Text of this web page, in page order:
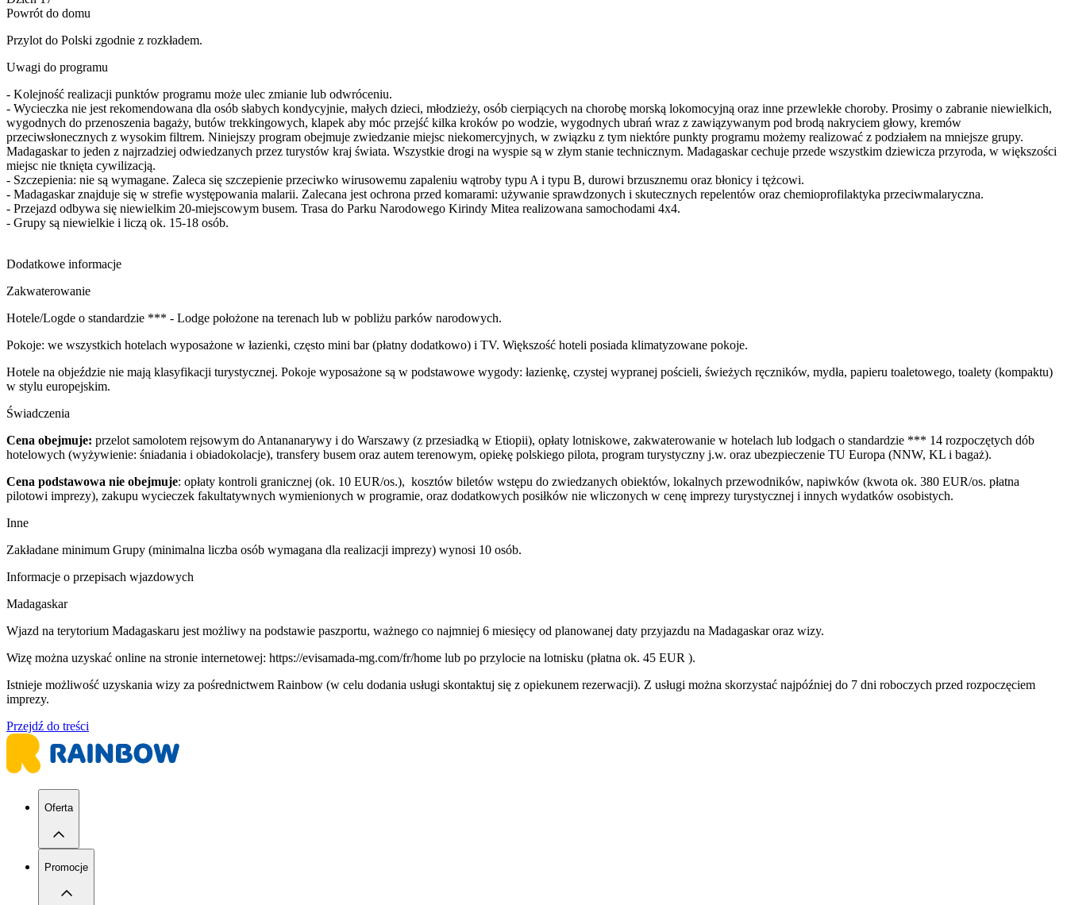
Powrót do domu
Przylot do Polski zgodnie z rozkładem.
Uwagi do programu
- Kolejność realizacji punktów programu może ulec zmianie lub odwróceniu.
- Wycieczka nie jest rekomendowana dla osób słabych kondycyjnie, małych dzieci, młodzieży, osób cierpiących na chorobę morską lokomocyjną oraz inne przewlekłe choroby. Prosimy o zabranie niewielkich,
wygodnych do przenoszenia bagaży, butów trekkingowych, klapek aby móc przejść kilka kroków po wodzie, wygodnych ubrań wraz z zawiązywanym pod brodą nakryciem głowy, kremów
przeciwsłonecznych z wysokim filtrem. Niniejszy program obejmuje zwiedzanie miejsc niekomercyjnych, w związku z tym niektóre punkty programu możemy realizować z podziałem na mniejsze grupy.
Madagaskar to jeden z najrzadziej odwiedzanych przez turystów kraj świata. Wszystkie drogi na wyspie są w złym stanie technicznym. Madagaskar cechuje przede wszystkim dziewicza przyroda, w większości
miejsc nie tknięta cywilizacją.
- Szczepienia: nie są wymagane. Zaleca się szczepienie przeciwko wirusowemu zapaleniu wątroby typu A i typu B, durowi brzusznemu oraz błonicy i tężcowi.
- Madagaskar znajduje się w strefie występowania malarii. Zalecana jest ochrona przed komarami: używanie sprawdzonych i skutecznych repelentów oraz chemioprofilaktyka przeciwmalaryczna.
- Przejazd odbywa się niewielkim 20-miejscowym busem. Trasa do Parku Narodowego Kirindy Mitea realizowana samochodami 4x4.
- Grupy są niewielkie i liczą ok. 15-18 osób.
Dodatkowe informacje
Zakwaterowanie
Hotele/Logde o standardzie *** - Lodge położone na terenach lub w pobliżu parków narodowych.
Pokoje: we wszystkich hotelach wyposażone w łazienki, często mini bar (płatny dodatkowo) i TV. Większość hoteli posiada klimatyzowane pokoje.
Hotele na objeździe nie mają klasyfikacji turystycznej. Pokoje wyposażone są w podstawowe wygody: łazienkę, czystej wypranej pościeli, świeżych ręczników, mydła, papieru toaletowego, toalety (kompaktu)
w stylu europejskim.
Świadczenia
Cena obejmuje: przelot samolotem rejsowym do Antananarywy i do Warszawy (z przesiadką w Etiopii), opłaty lotniskowe, zakwaterowanie w hotelach lub lodgach o standardzie *** 14 rozpoczętych dób
hotelowych (wyżywienie: śniadania i obiadokolacje), transfery busem oraz autem terenowym, opiekę polskiego pilota, program turystyczny j.w. oraz ubezpieczenie TU Europa (NNW, KL i bagaż).
Cena podstawowa nie obejmuje: opłaty kontroli granicznej (ok. 10 EUR/os.), kosztów biletów wstępu do zwiedzanych obiektów, lokalnych przewodników, napiwków (kwota ok. 380 EUR/os. płatna
pilotowi imprezy), zakupu wycieczek fakultatywnych wymienionych w programie, oraz dodatkowych posiłków nie wliczonych w cenę imprezy turystycznej i innych wydatków osobistych.
Inne
Zakładane minimum Grupy (minimalna liczba osób wymagana dla realizacji imprezy) wynosi 10 osób.
Informacje o przepisach wjazdowych
Madagaskar
Wjazd na terytorium Madagaskaru jest możliwy na podstawie paszportu, ważnego co najmniej 6 miesięcy od planowanej daty przyjazdu na Madagaskar oraz wizy.
Wizę można uzyskać online na stronie internetowej: https://evisamada-mg.com/fr/home lub po przylocie na lotnisku (płatna ok. 45 EUR ).
Istnieje możliwość uzyskania wizy za pośrednictwem Rainbow (w celu dodania usługi skontaktuj się z opiekunem rezerwacji). Z usługi można skorzystać najpóźniej do 7 dni roboczych przed rozpoczęciem
imprezy.
Przejdź do treści
Oferta
Promocje